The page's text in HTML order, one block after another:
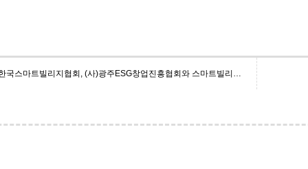
(사)한국스마트빌리지협회, (사)광주ESG창업진흥협회와 스마트빌리지 확산과 디지털 ESG생태계 조성 활성화를 위한 MOU 체결